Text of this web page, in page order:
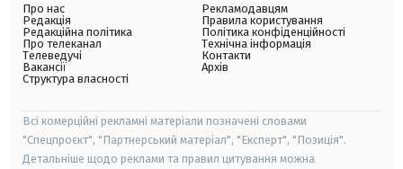
Про нас
Редакція
Редакційна політика
Про телеканал
Телеведучі
Вакансії
Структура власності
Рекламодавцям
Правила користування
Політика конфіденційності
Технічна інформація
Контакти
Архів
Всі комерційні рекламні матеріали позначені словами
"Спецпроєкт", "Партнерський матеріал", "Експерт", "Позиція".
Детальніше щодо реклами та правил цитування можна